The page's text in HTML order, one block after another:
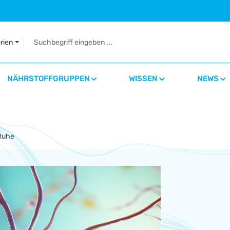
NÄHRSTOFFGRUPPEN WISSEN NEWS